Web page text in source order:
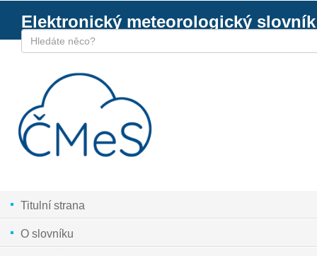
Elektronický meteorologický slovník
Titulní strana
O slovníku